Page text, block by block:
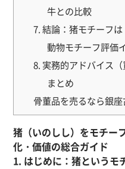
牛との比較
7. 結論：猪モチーフは
動物モチーフ評価
8. 実務的アドバイス（
まとめ
骨董品を売るなら銀
猪（いのしし）をモチ
化・価値の総合ガイド
1. はじめに：猪というモ